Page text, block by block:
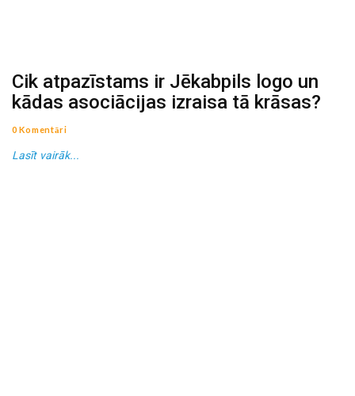
Cik atpazīstams ir Jēkabpils logo un
kādas asociācijas izraisa tā krāsas?
0 Komentāri
Lasīt vairāk...